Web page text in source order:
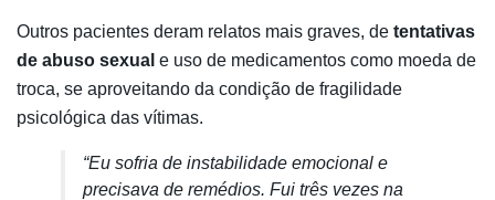
Outros pacientes deram relatos mais graves, de tentativas
de abuso sexual e uso de medicamentos como moeda de
troca, se aproveitando da condição de fragilidade
psicológica das vítimas.
“Eu sofria de instabilidade emocional e
precisava de remédios. Fui três vezes na